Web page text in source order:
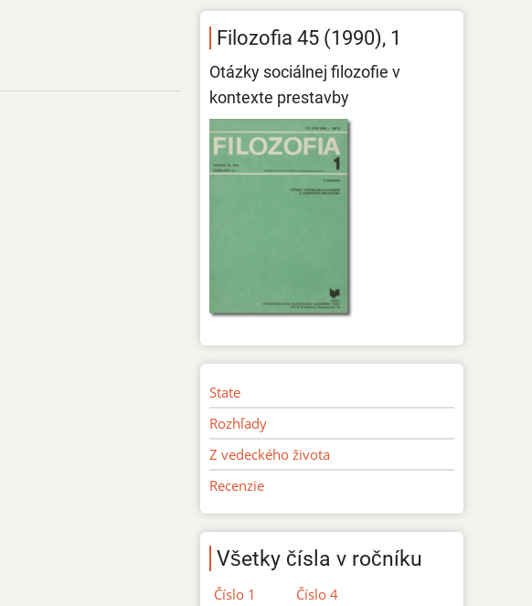
Filozofia 45 (1990), 1
Otázky sociálnej filozofie v
kontexte prestavby
State
Rozhľady
Z vedeckého života
Recenzie
Všetky čísla v ročníku
Číslo 1
Číslo 4